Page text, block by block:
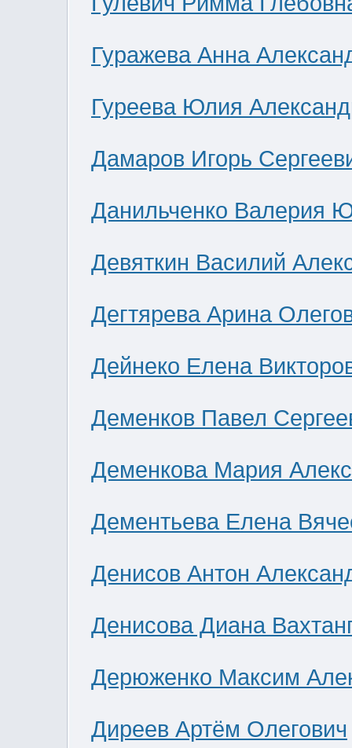
Гуражева Анна
Гуреева Юлия
Дамаров Игорь
Данильченко Валерия
Девяткин Василий
Дегтярева Арина
Дейнеко Елена
Деменков Павел
Деменкова Мария
Дементьева Елена
Денисов Антон
Денисова Диана
Дерюженко Максим
Диреев Артём Олегович